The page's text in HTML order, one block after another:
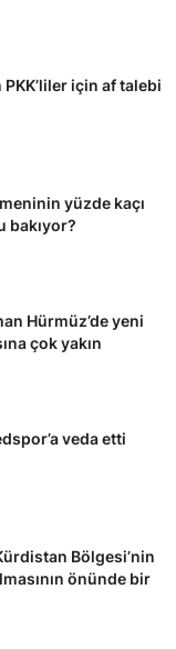
için af talebi
yüzde kaçı
bakıyor?
Hürmüz’de yeni
çok yakın
veda etti
Bölgesi’nin
önünde bir